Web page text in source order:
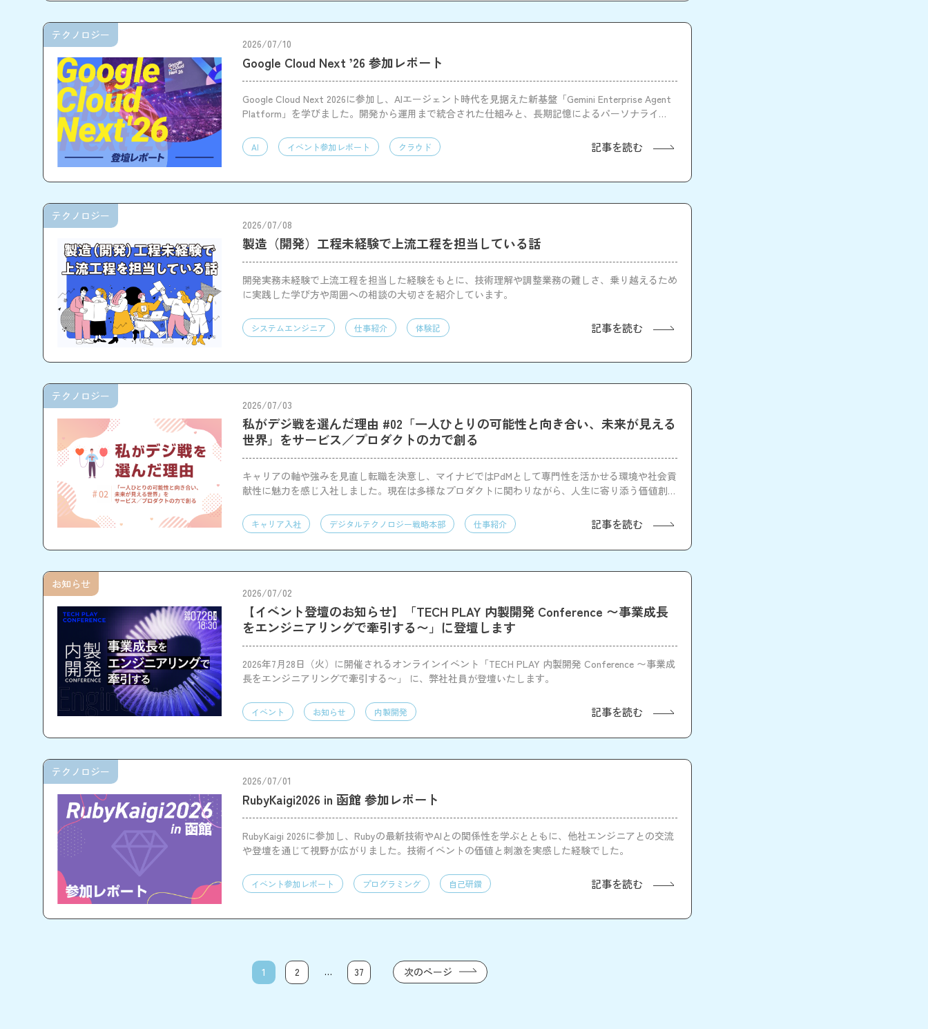
2026/07/10
Google Cloud Next ’26 参加レポート
Google Cloud Next 2026に参加し、AIエージェント時代を見据えた新基盤「Gemini Enterprise Agent
Platform」を学びました。開発から運用まで統合された仕組みと、長期記憶によるパーソナライズ
AI イベント参加レポート クラウド 記事を読む
テクノロジー
2026/07/08
製造（開発）工程未経験で上流工程を担当している話
開発実務未経験で上流工程を担当した経験をもとに、技術理解や調整業務の難しさ、乗り越えるため
に実践した学び方や周囲への相談の大切さを紹介しています。
システムエンジニア 仕事紹介 体験記 記事を読む
テクノロジー
2026/07/03
私がデジ戦を選んだ理由 #02「一人ひとりの可能性と向き合い、未来が見える
世界」をサービス／プロダクトの力で創る
キャリアの軸や強みを見直し転職を決意し、マイナビではPdMとして専門性を活かせる環境や社会貢
献性に魅力を感じ入社しました。現在は多様なプロダクトに関わりながら、人生に寄り添う価値創出
キャリア入社 デジタルテクノロジー戦略本部 仕事紹介 記事を読む
テクノロジー
2026/07/02
【イベント登壇のお知らせ】「TECH PLAY 内製開発 Conference 〜事業成長
をエンジニアリングで牽引する〜」に登壇します
2026年7月28日（火）に開催されるオンラインイベント「TECH PLAY 内製開発 Conference 〜事業成
長をエンジニアリングで牽引する〜」 に、弊社社員が登壇いたします。
イベント お知らせ 内製開発 記事を読む
お知らせ
2026/07/01
RubyKaigi2026 in 函館 参加レポート
RubyKaigi 2026に参加し、Rubyの最新技術やAIとの関係性を学ぶとともに、他社エンジニアとの交流
や登壇を通じて視野が広がりました。技術イベントの価値と刺激を実感した経験でした。
イベント参加レポート プログラミング 自己研鑽 記事を読む
テクノロジー
1 2 … 37 次のページ